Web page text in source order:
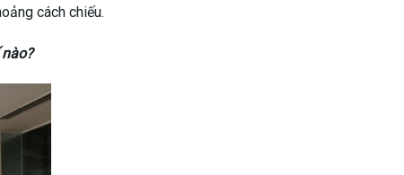
môi trường ánh sáng mạnh, ví dụ như ánh sáng mặt trời.